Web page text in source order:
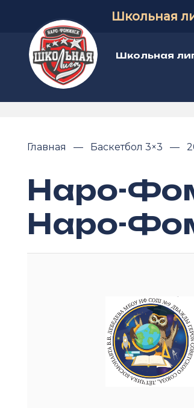
Школьная
Школьная
Главная Баскетбол 3×3
Наро-
Наро-